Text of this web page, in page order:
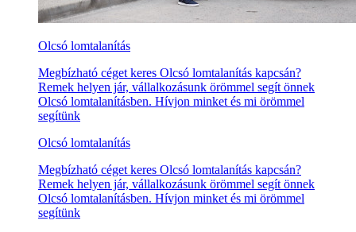
Olcsó lomtalanítás
Megbízható céget keres Olcsó lomtalanítás kapcsán?
Remek helyen jár, vállalkozásunk örömmel segít önnek
Olcsó lomtalanításben. Hívjon minket és mi örömmel
segítünk
Olcsó lomtalanítás
Megbízható céget keres Olcsó lomtalanítás kapcsán?
Remek helyen jár, vállalkozásunk örömmel segít önnek
Olcsó lomtalanításben. Hívjon minket és mi örömmel
segítünk